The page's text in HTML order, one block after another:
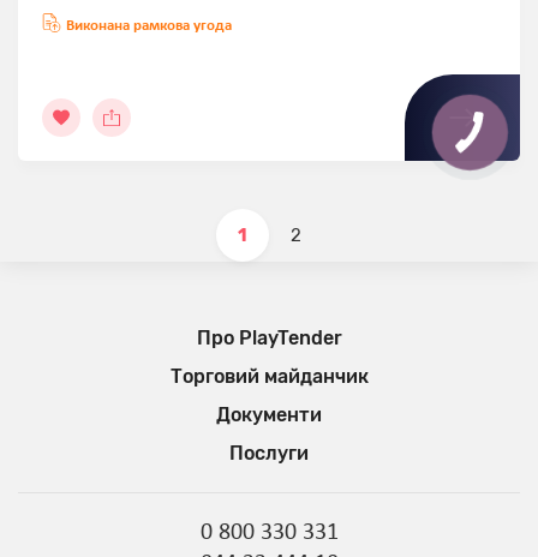
Виконана рамкова угода
1 2
Про PlayTender
Торговий майданчик
Документи
Послуги
0 800 330 331